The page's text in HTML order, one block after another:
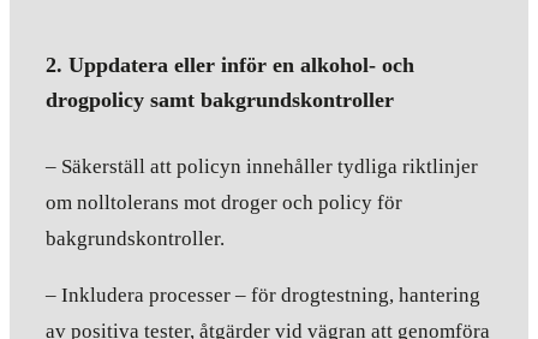
2. Uppdatera eller inför en alkohol- och
drogpolicy samt bakgrundskontroller
– Säkerställ att policyn innehåller tydliga riktlinjer
om nolltolerans mot droger och policy för
bakgrundskontroller.
– Inkludera processer – för drogtestning, hantering
av positiva tester, åtgärder vid vägran att genomföra